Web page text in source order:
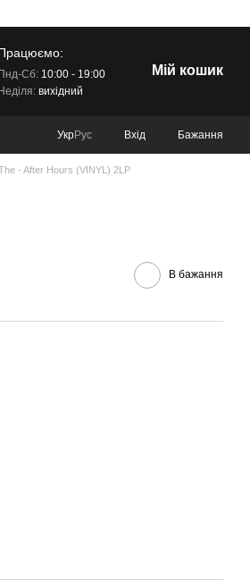
Сб:10:00 - 19:00
вихідний
Мій кошик
УкрРус Вхід Бажання
- After Hours (VINYL) 2LP
В бажання